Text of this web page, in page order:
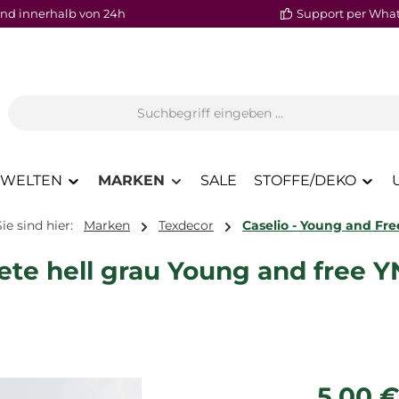
innerhalb von 24h Support per
MARKEN SALE STOFFE/DEKO
sind hier: Marken Texdecor Caselio - Young and
hell grau Young and free
Regulärer